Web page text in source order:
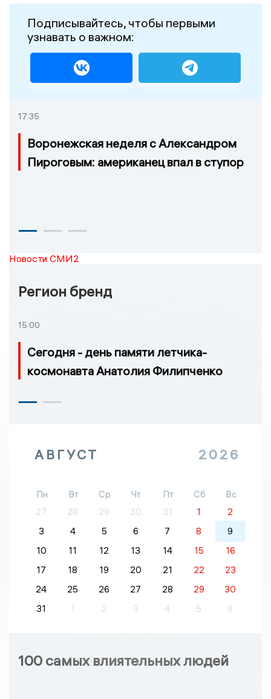
Подписывайтесь, чтобы первыми
узнавать о важном:
17:35
Воронежская неделя с Александром
Пироговым: американец впал в ступор
Новости СМИ2
Регион бренд
15:00
Сегодня - день памяти летчика-
космонавта Анатолия Филипченко
АВГУСТ 2026
Пн Вт Ср Чт Пт Сб
Вс
27
28 29 30 31 1
2
3
4 5 6 7 8
9
10
11 12 13 14 15
16
17
18 19 20 21 22
23
24
25 26 27 28 29
30
31
1 2 3 4 5 6
100 самых влиятельных людей